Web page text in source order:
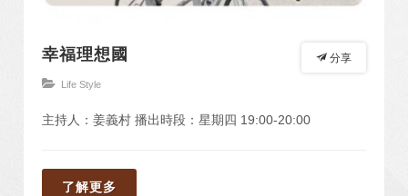
分享
幸福理想國
Life Style
主持人：姜義村 播出時段：星期四 19:00-20:00
了解更多